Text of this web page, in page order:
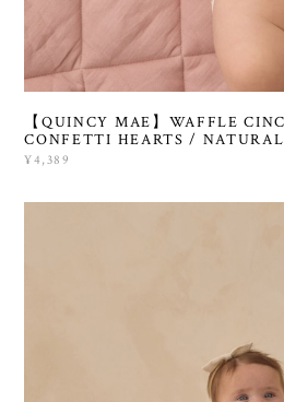
【QUINCY MAE】WAFFLE
CONFETTI HEARTS / NATURAL
¥4,389